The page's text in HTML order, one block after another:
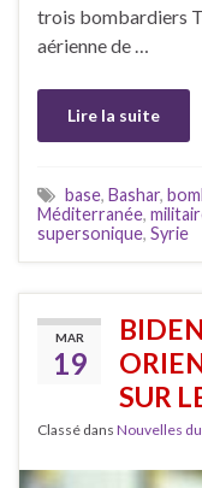
trois bombardiers
aérienne de …
Lire la suite
base, Bashar,
Méditerranée,
supersonique, Syrie
MAR
19
SUR
Classé dans Nouvelles